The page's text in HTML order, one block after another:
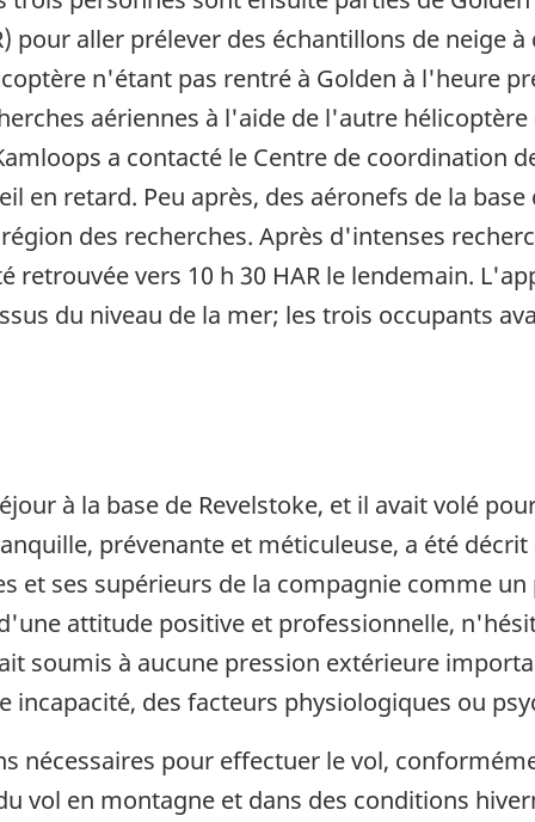
pour aller prélever des échantillons de neige
n'étant pas rentré à Golden à l'heure
aériennes à l'aide de l'autre hélicoptère
a contacté le Centre de coordination
en retard. Peu après, des aéronefs de la base
des recherches. Après d'intenses
vers 10 h 30 HAR le lendemain.
du niveau de la mer; les trois occupants
à la base de Revelstoke, et il avait volé
prévenante et méticuleuse, a été
et ses supérieurs de la compagnie comme
attitude positive et professionnelle,
soumis à aucune pression extérieure
des facteurs physiologiques ou
nécessaires pour effectuer le vol,
vol en montagne et dans des conditions